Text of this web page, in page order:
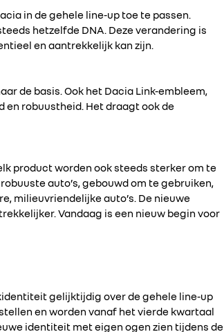
in de gehele line-up toe te passen.
hetzelfde DNA. Deze verandering is
en aantrekkelijk kan zijn.
de basis. Ook het Dacia Link-embleem,
en robuustheid. Het draagt ook de
product worden ook steeds sterker om te
auto’s, gebouwd om te gebruiken,
milieuvriendelijke auto’s. De nieuwe
Vandaag is een nieuw begin voor
gelijktijdig over de gehele line-up
en worden vanaf het vierde kwartaal
identiteit met eigen ogen zien tijdens de